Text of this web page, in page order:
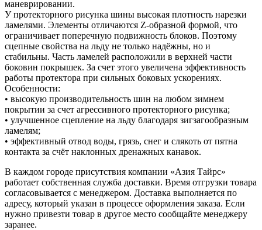
маневрировании.
У протекторного рисунка шины высокая плотность нарезки
ламелями. Элементы отличаются Z-образной формой, что
ограничивает поперечную подвижность блоков. Поэтому
сцепные свойства на льду не только надёжны, но и
стабильны. Часть ламелей расположили в верхней части
боковин покрышек. За счет этого увеличена эффективность
работы протектора при сильных боковых ускорениях.
Особенности:
• высокую производительность шин на любом зимнем
покрытии за счет агрессивного протекторного рисунка;
• улучшенное сцепление на льду благодаря зигзагообразным
ламелям;
• эффективный отвод воды, грязь, снег и слякоть от пятна
контакта за счёт наклонных дренажных канавок.
В каждом городе присутствия компании «Азия Тайрс»
работает собственная служба доставки. Время отгрузки товара
согласовывается с менеджером. Доставка выполняется по
адресу, который указан в процессе оформления заказа. Если
нужно привезти товар в другое место сообщайте менеджеру
заранее.